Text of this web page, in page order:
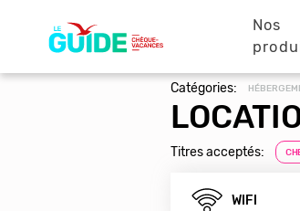
Nos
Catégories:
Titres acceptés:
WIFI